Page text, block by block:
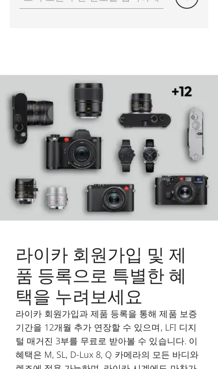
라이카 회원가입 및 제
품 등록으로 특별한 혜
택을 누려보세요
라이카 회원가입과 제품 등록을 통해 제품 보증
기간을 12개월 추가 연장할 수 있으며, LFI 디지
털 매거진 3부를 무료로 받아볼 수 있습니다. 이
혜택은 M, SL, D-Lux 8, Q 카메라의 모든 바디와